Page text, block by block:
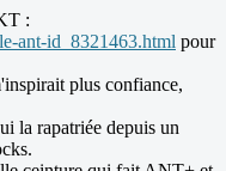
:
ant-id_8321463.html pour
plus confiance,
la rapatriée depuis un